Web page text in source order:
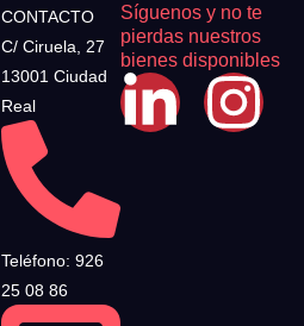
CONTACTO
C/ Ciruela, 27
13001 Ciudad
Real
Teléfono: 926
25 08 86
Síguenos y no te
pierdas nuestros
bienes disponibles